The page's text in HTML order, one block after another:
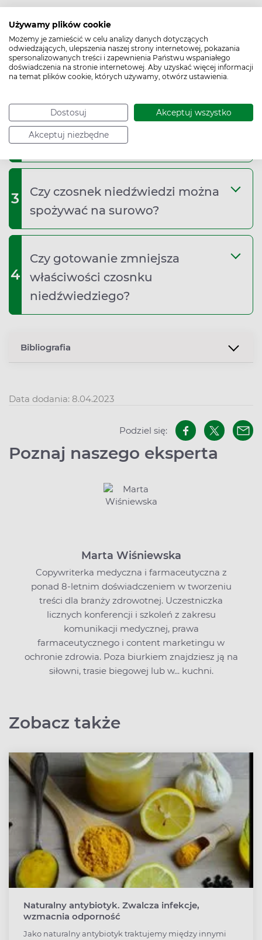
Używamy plików cookie
Możemy je zamieścić w celu analizy danych dotyczących
odwiedzających, ulepszenia naszej strony internetowej, pokazania
spersonalizowanych treści i zapewnienia Państwu wspaniałego
doświadczenia na stronie internetowej. Aby uzyskać więcej informacji
na temat plików cookie, których używamy, otwórz ustawienia.
Dostosuj Akceptuj wszystko
Akceptuj niezbędne
1
Czy czosnek niedźwiedzi działa
tak samo jak zwykły czosnek?
2
Czy czosnek niedźwiedzi może
wchodzić w interakcje z lekami?
3
Czy czosnek niedźwiedzi można
spożywać na surowo?
4
Czy gotowanie zmniejsza
właściwości czosnku
niedźwiedziego?
Bibliografia
Data dodania: 8.04.2023
Podziel się:
Poznaj naszego eksperta
Marta Wiśniewska
Copywriterka medyczna i farmaceutyczna z
ponad 8-letnim doświadczeniem w tworzeniu
treści dla branży zdrowotnej. Uczestniczka
licznych konferencji i szkoleń z zakresu
komunikacji medycznej, prawa
farmaceutycznego i content marketingu w
ochronie zdrowia. Poza biurkiem znajdziesz ją na
siłowni, trasie biegowej lub w... kuchni.
Zobacz także
Naturalny antybiotyk. Zwalcza infekcje,
wzmacnia odporność
Jako naturalny antybiotyk traktujemy między innymi